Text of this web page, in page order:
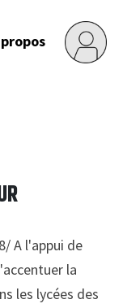
A l'appui de
la
les lycées des